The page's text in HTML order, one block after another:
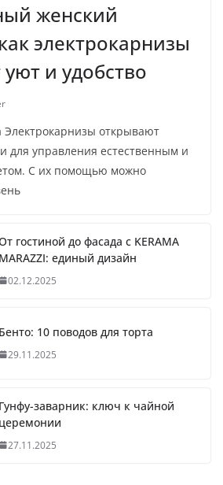
женский
электрокарнизы
и удобство
Электрокарнизы открывают
для управления естественным и
С их помощью можно
гостиной до фасада с KERAMA
MARAZZI: единый дизайн
02.12.2025
Бенто: 10 поводов для торта
29.11.2025
Гунфу-заварник: ключ к чайной
церемонии
27.11.2025